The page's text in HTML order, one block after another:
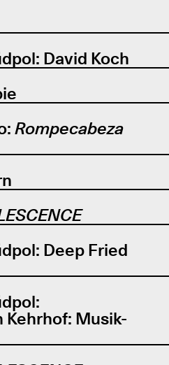
David Koch
Rompecabeza
Deep Fried
Musik-